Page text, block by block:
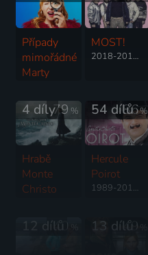
Případy
mimořádné
Marty
MOST!
2018-2019 | Česká republika | Drama, Komedie
79 %
4 díly
Hrabě
Monte
Christo
86%
54 dílů
Hercule
Poirot
1989-2014 | Velká Británie | Thriller, Drama, Krimi, Mysteriózní, Rodinný
40
12 dílů 49
13 dílů